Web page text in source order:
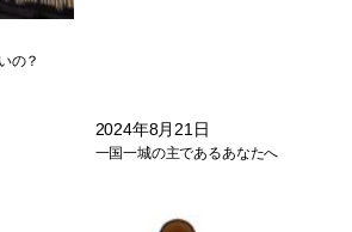
の？
2024年8月21日
一国一城の主であるあなたへ